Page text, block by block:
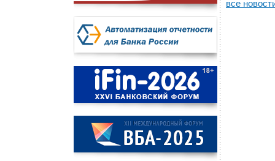
все